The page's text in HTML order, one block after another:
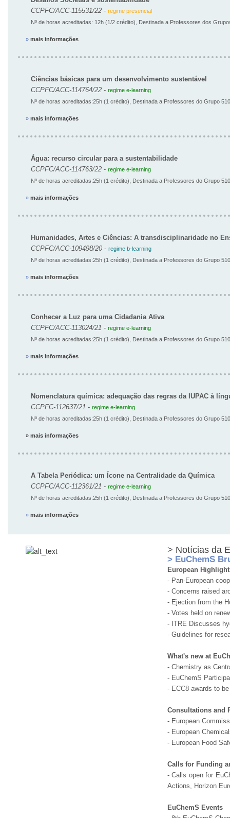
CCPFC/ACC-115531/22 - regime presencial
Nº de horas acreditadas: 12h (1/2 crédito), Destinada a Professores dos
» mais informações
Ciências básicas para um desenvolvimento sustentável
CCPFC/ACC-114764/22 - regime e-learning
Nº de horas acreditadas:25h (1 crédito), Destinada a Professores do Grupo
» mais informações
Água: recurso circular para a sustentabilidade
CCPFC/ACC-114763/22 - regime e-learning
Nº de horas acreditadas:25h (1 crédito), Destinada a Professores do Grupo
» mais informações
Humanidades, Artes e Ciências: A transdisciplinaridade no
CCPFC/ACC-109498/20 - regime b-learning
Nº de horas acreditadas:25h (1 crédito), Destinada a Professores do Grupo 510
» mais informações
Conhecer a Luz para uma Cidadania Ativa
CCPFC/ACC-113024/21 - regime e-learning
Nº de horas acreditadas:25h (1 crédito), Destinada a Professores do Grupo 510
» mais informações
Nomenclatura química: adequação das regras da IUPAC à
CCPFC-112637/21 - regime e-learning
Nº de horas acreditadas:25h (1 crédito), Destinada a Professores do Grupo
» mais informações
A Tabela Periódica: um Ícone na Centralidade da Química
CCPFC/ACC-112361/21 - regime e-learning
Nº de horas acreditadas:25h (1 crédito), Destinada a Professores do Grupo 510
» mais informações
> Notícias da
> EuChemS
European
- Pan-European
- Concerns raised
- Ejection from the
- Votes held on
- ITRE Discusses
- Guidelines for
What's new at
- Chemistry as
- EuChemS
- ECC8 awards to
Consultations and
- European
- European
- European Food
Calls for Funding
- Calls open for
Actions, Horizon
EuChemS Events